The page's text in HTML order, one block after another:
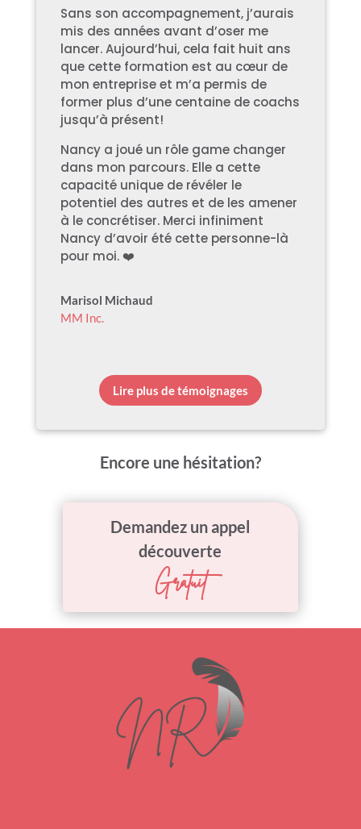
Sans son accompagnement, j’aurais
mis des années avant d’oser me
lancer. Aujourd’hui, cela fait huit ans
que cette formation est au cœur de
mon entreprise et m’a permis de
former plus d’une centaine de coachs
jusqu’à présent!
Nancy a joué un rôle game changer
dans mon parcours. Elle a cette
capacité unique de révéler le
potentiel des autres et de les amener
à le concrétiser. Merci infiniment
Nancy d’avoir été cette personne-là
pour moi. ❤️
Marisol Michaud
MM Inc.
Lire plus de témoignages
Encore une hésitation?
Demandez un appel
découverte
Gratuit